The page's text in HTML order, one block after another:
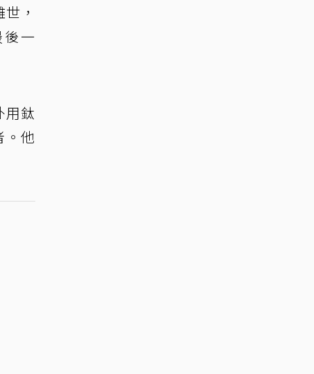
，
一
用鈦
。他